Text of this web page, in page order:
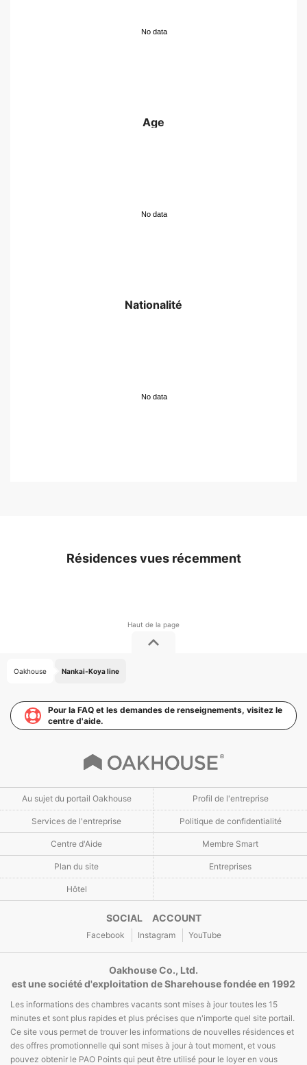
No data
Age
No data
Nationalité
No data
Résidences vues récemment
Oakhouse Nankai-Koya line
Pour la FAQ et les demandes de renseignements, visitez le
centre d'aide.
Au sujet du portail Oakhouse Profil de l'entreprise
Services de l'entreprise Politique de confidentialité
Centre d'Aide Membre Smart
Plan du site Entreprises
Hôtel
SOCIAL ACCOUNT
Facebook Instagram YouTube
Oakhouse Co., Ltd.
est une société d'exploitation de Sharehouse fondée en 1992
Les informations des chambres vacants sont mises à jour toutes les 15
minutes et sont plus rapides et plus précises que n'importe quel site portail.
Ce site vous permet de trouver les informations de nouvelles résidences et
des offres promotionnelle qui sont mises à jour à tout moment, et vous
pouvez obtenir le PAO Points qui peut être utilisé pour le loyer en vous